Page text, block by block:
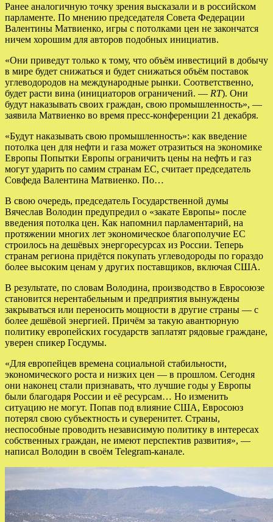
Ранее аналогичную точку зрения высказали и в российском
парламенте. По мнению председателя Совета Федерации
Валентины Матвиенко, игры с потолками цен не закончатся
ничем хорошим для авторов подобных инициатив.
«Они приведут только к тому, что объём инвестиций в добычу
в мире будет снижаться и будет снижаться объём поставок
углеводородов на международные рынки. Соответственно,
будет расти вина (инициаторов ограничений. — RT). Они
будут наказывать своих граждан, свою промышленность», —
заявила Матвиенко во время пресс-конференции 21 декабря.
«Будут наказывать свою промышленность»: как введение
потолка цен для нефти и газа может отразиться на экономике
Европы Попытки Европы ограничить цены на нефть и газ
могут ударить по самим странам ЕС, считает председатель
Совфеда Валентина Матвиенко. По…
В свою очередь, председатель Государственной думы
Вячеслав Володин предупредил о «закате Европы» после
введения потолка цен. Как напомнил парламентарий, на
протяжении многих лет экономическое благополучие ЕС
строилось на дешёвых энергоресурсах из России. Теперь
странам региона придётся покупать углеводороды по гораздо
более высоким ценам у других поставщиков, включая США.
В результате, по словам Володина, производство в Евросоюзе
становится нерентабельным и предприятия вынуждены
закрываться или переносить мощности в другие страны — с
более дешёвой энергией. Причём за такую авантюрную
политику европейских государств заплатят рядовые граждане,
уверен спикер Госдумы.
«Для европейцев времена социальной стабильности,
экономического роста и низких цен — в прошлом. Сегодня
они наконец стали признавать, что лучшие годы у Европы
были благодаря России и её ресурсам… Но изменить
ситуацию не могут. Попав под влияние США, Евросоюз
потерял свою субъектность и суверенитет. Страны,
неспособные проводить независимую политику в интересах
собственных граждан, не имеют перспектив развития», —
написал Володин в своём Telegram-канале.